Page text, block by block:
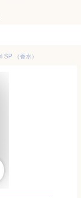
（香水）